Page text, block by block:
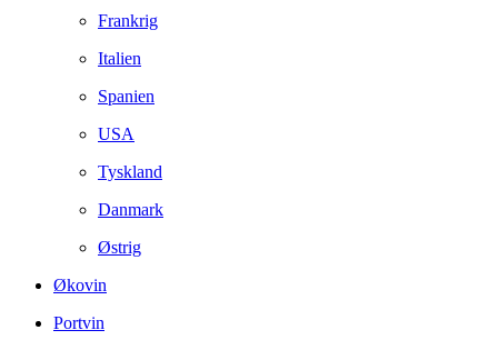
Frankrig
Italien
Spanien
USA
Tyskland
Danmark
Østrig
Økovin
Portvin